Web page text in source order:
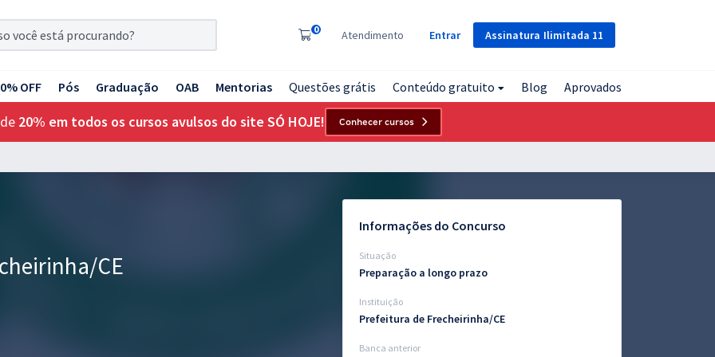
Assinatura Ilimitada 11
0 Atendimento Entrar
OFF Pós Graduação OAB Mentorias Questões grátis Conteúdo gratuito Blog Aprovados
20% em todos os cursos avulsos do site SÓ HOJE! Conhecer cursos
CE
Informações do Concurso
Situação
Preparação a longo prazo
Instituição
Prefeitura de Frecheirinha/CE
Banca anterior